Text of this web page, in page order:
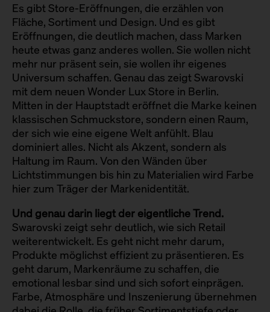
Es gibt Store-Eröffnungen, die erzählen von
Fläche, Sortiment und Design. Und es gibt
Eröffnungen, die deutlich machen, dass Marken
heute etwas ganz anderes wollen. Sie wollen nicht
mehr nur präsent sein, sie wollen ihr eigenes
Universum schaffen. Genau das zeigt Swarovski
mit dem neuen Wonder Lux Store in Berlin.
Mitten in der Hauptstadt eröffnet die Marke keinen
klassischen Schmuckstore, sondern einen Raum,
der sich wie eine eigene Welt anfühlt. Blau
dominiert alles. Nicht als Akzent, sondern als
Haltung im Raum. Von den Wänden über
Lichtstimmungen bis hin zu Materialien wird Farbe
hier zum Träger der Markenidentität.
Und genau darin liegt der eigentliche Trend.
Swarovski zeigt sehr deutlich, wie sich Retail
weiterentwickelt. Es geht nicht mehr darum,
Produkte möglichst effizient zu präsentieren. Es
geht darum, Markenräume zu schaffen, die
emotional lesbar sind und sich sofort einprägen.
Farbe, Atmosphäre und Inszenierung übernehmen